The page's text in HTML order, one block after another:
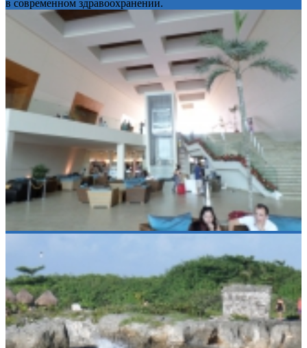
в современном здравоохранении.